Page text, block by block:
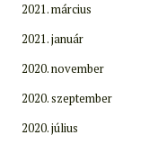
2021. március
2021. január
2020. november
2020. szeptember
2020. július